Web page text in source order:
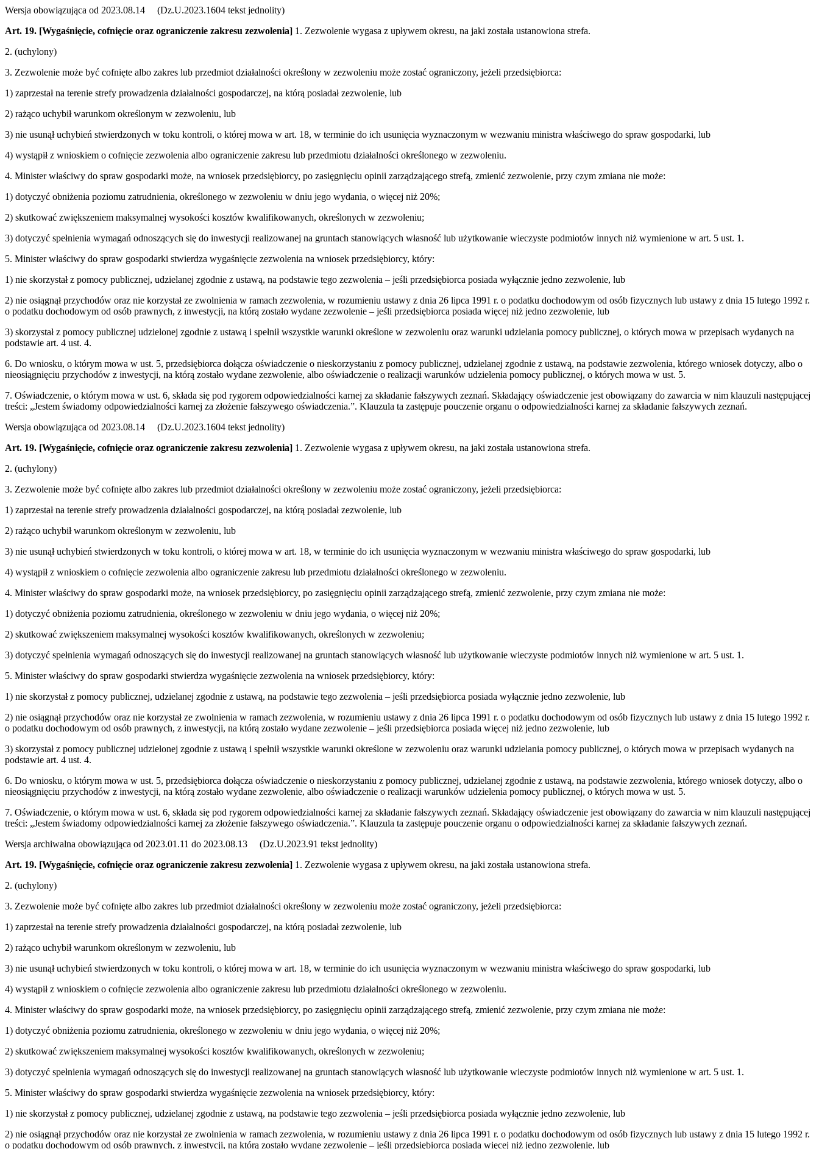
Wersja obowiązująca od 2023.08.14 (Dz.U.2023.1604 tekst jednolity)
Art. 19. [Wygaśnięcie, cofnięcie oraz ograniczenie zakresu zezwolenia] 1. Zezwolenie wygasa z upływem okresu, na jaki została ustanowiona strefa.
2. (uchylony)
3. Zezwolenie może być cofnięte albo zakres lub przedmiot działalności określony w zezwoleniu może zostać ograniczony, jeżeli przedsiębiorca:
1) zaprzestał na terenie strefy prowadzenia działalności gospodarczej, na którą posiadał zezwolenie, lub
2) rażąco uchybił warunkom określonym w zezwoleniu, lub
3) nie usunął uchybień stwierdzonych w toku kontroli, o której mowa w art. 18, w terminie do ich usunięcia wyznaczonym w wezwaniu ministra właściwego do spraw gospodarki, lub
4) wystąpił z wnioskiem o cofnięcie zezwolenia albo ograniczenie zakresu lub przedmiotu działalności określonego w zezwoleniu.
4. Minister właściwy do spraw gospodarki może, na wniosek przedsiębiorcy, po zasięgnięciu opinii zarządzającego strefą, zmienić zezwolenie, przy czym zmiana nie może:
1) dotyczyć obniżenia poziomu zatrudnienia, określonego w zezwoleniu w dniu jego wydania, o więcej niż 20%;
2) skutkować zwiększeniem maksymalnej wysokości kosztów kwalifikowanych, określonych w zezwoleniu;
3) dotyczyć spełnienia wymagań odnoszących się do inwestycji realizowanej na gruntach stanowiących własność lub użytkowanie wieczyste podmiotów innych niż wymienione w art. 5 ust. 1.
5. Minister właściwy do spraw gospodarki stwierdza wygaśnięcie zezwolenia na wniosek przedsiębiorcy, który:
1) nie skorzystał z pomocy publicznej, udzielanej zgodnie z ustawą, na podstawie tego zezwolenia – jeśli przedsiębiorca posiada wyłącznie jedno zezwolenie, lub
2) nie osiągnął przychodów oraz nie korzystał ze zwolnienia w ramach zezwolenia, w rozumieniu ustawy z dnia 26 lipca 1991 r. o podatku dochodowym od osób fizycznych lub ustawy z dnia 15 lutego 1992 r.
o podatku dochodowym od osób prawnych, z inwestycji, na którą zostało wydane zezwolenie – jeśli przedsiębiorca posiada więcej niż jedno zezwolenie, lub
3) skorzystał z pomocy publicznej udzielonej zgodnie z ustawą i spełnił wszystkie warunki określone w zezwoleniu oraz warunki udzielania pomocy publicznej, o których mowa w przepisach wydanych na
podstawie art. 4 ust. 4.
6. Do wniosku, o którym mowa w ust. 5, przedsiębiorca dołącza oświadczenie o nieskorzystaniu z pomocy publicznej, udzielanej zgodnie z ustawą, na podstawie zezwolenia, którego wniosek dotyczy, albo o
nieosiągnięciu przychodów z inwestycji, na którą zostało wydane zezwolenie, albo oświadczenie o realizacji warunków udzielenia pomocy publicznej, o których mowa w ust. 5.
7. Oświadczenie, o którym mowa w ust. 6, składa się pod rygorem odpowiedzialności karnej za składanie fałszywych zeznań. Składający oświadczenie jest obowiązany do zawarcia w nim klauzuli następującej
treści: „Jestem świadomy odpowiedzialności karnej za złożenie fałszywego oświadczenia.”. Klauzula ta zastępuje pouczenie organu o odpowiedzialności karnej za składanie fałszywych zeznań.
Wersja obowiązująca od 2023.08.14 (Dz.U.2023.1604 tekst jednolity)
Art. 19. [Wygaśnięcie, cofnięcie oraz ograniczenie zakresu zezwolenia] 1. Zezwolenie wygasa z upływem okresu, na jaki została ustanowiona strefa.
2. (uchylony)
3. Zezwolenie może być cofnięte albo zakres lub przedmiot działalności określony w zezwoleniu może zostać ograniczony, jeżeli przedsiębiorca:
1) zaprzestał na terenie strefy prowadzenia działalności gospodarczej, na którą posiadał zezwolenie, lub
2) rażąco uchybił warunkom określonym w zezwoleniu, lub
3) nie usunął uchybień stwierdzonych w toku kontroli, o której mowa w art. 18, w terminie do ich usunięcia wyznaczonym w wezwaniu ministra właściwego do spraw gospodarki, lub
4) wystąpił z wnioskiem o cofnięcie zezwolenia albo ograniczenie zakresu lub przedmiotu działalności określonego w zezwoleniu.
4. Minister właściwy do spraw gospodarki może, na wniosek przedsiębiorcy, po zasięgnięciu opinii zarządzającego strefą, zmienić zezwolenie, przy czym zmiana nie może:
1) dotyczyć obniżenia poziomu zatrudnienia, określonego w zezwoleniu w dniu jego wydania, o więcej niż 20%;
2) skutkować zwiększeniem maksymalnej wysokości kosztów kwalifikowanych, określonych w zezwoleniu;
3) dotyczyć spełnienia wymagań odnoszących się do inwestycji realizowanej na gruntach stanowiących własność lub użytkowanie wieczyste podmiotów innych niż wymienione w art. 5 ust. 1.
5. Minister właściwy do spraw gospodarki stwierdza wygaśnięcie zezwolenia na wniosek przedsiębiorcy, który:
1) nie skorzystał z pomocy publicznej, udzielanej zgodnie z ustawą, na podstawie tego zezwolenia – jeśli przedsiębiorca posiada wyłącznie jedno zezwolenie, lub
2) nie osiągnął przychodów oraz nie korzystał ze zwolnienia w ramach zezwolenia, w rozumieniu ustawy z dnia 26 lipca 1991 r. o podatku dochodowym od osób fizycznych lub ustawy z dnia 15 lutego 1992 r.
o podatku dochodowym od osób prawnych, z inwestycji, na którą zostało wydane zezwolenie – jeśli przedsiębiorca posiada więcej niż jedno zezwolenie, lub
3) skorzystał z pomocy publicznej udzielonej zgodnie z ustawą i spełnił wszystkie warunki określone w zezwoleniu oraz warunki udzielania pomocy publicznej, o których mowa w przepisach wydanych na
podstawie art. 4 ust. 4.
6. Do wniosku, o którym mowa w ust. 5, przedsiębiorca dołącza oświadczenie o nieskorzystaniu z pomocy publicznej, udzielanej zgodnie z ustawą, na podstawie zezwolenia, którego wniosek dotyczy, albo o
nieosiągnięciu przychodów z inwestycji, na którą zostało wydane zezwolenie, albo oświadczenie o realizacji warunków udzielenia pomocy publicznej, o których mowa w ust. 5.
7. Oświadczenie, o którym mowa w ust. 6, składa się pod rygorem odpowiedzialności karnej za składanie fałszywych zeznań. Składający oświadczenie jest obowiązany do zawarcia w nim klauzuli następującej
treści: „Jestem świadomy odpowiedzialności karnej za złożenie fałszywego oświadczenia.”. Klauzula ta zastępuje pouczenie organu o odpowiedzialności karnej za składanie fałszywych zeznań.
Wersja archiwalna obowiązująca od 2023.01.11 do 2023.08.13 (Dz.U.2023.91 tekst jednolity)
Art. 19. [Wygaśnięcie, cofnięcie oraz ograniczenie zakresu zezwolenia] 1. Zezwolenie wygasa z upływem okresu, na jaki została ustanowiona strefa.
2. (uchylony)
3. Zezwolenie może być cofnięte albo zakres lub przedmiot działalności określony w zezwoleniu może zostać ograniczony, jeżeli przedsiębiorca:
1) zaprzestał na terenie strefy prowadzenia działalności gospodarczej, na którą posiadał zezwolenie, lub
2) rażąco uchybił warunkom określonym w zezwoleniu, lub
3) nie usunął uchybień stwierdzonych w toku kontroli, o której mowa w art. 18, w terminie do ich usunięcia wyznaczonym w wezwaniu ministra właściwego do spraw gospodarki, lub
4) wystąpił z wnioskiem o cofnięcie zezwolenia albo ograniczenie zakresu lub przedmiotu działalności określonego w zezwoleniu.
4. Minister właściwy do spraw gospodarki może, na wniosek przedsiębiorcy, po zasięgnięciu opinii zarządzającego strefą, zmienić zezwolenie, przy czym zmiana nie może:
1) dotyczyć obniżenia poziomu zatrudnienia, określonego w zezwoleniu w dniu jego wydania, o więcej niż 20%;
2) skutkować zwiększeniem maksymalnej wysokości kosztów kwalifikowanych, określonych w zezwoleniu;
3) dotyczyć spełnienia wymagań odnoszących się do inwestycji realizowanej na gruntach stanowiących własność lub użytkowanie wieczyste podmiotów innych niż wymienione w art. 5 ust. 1.
5. Minister właściwy do spraw gospodarki stwierdza wygaśnięcie zezwolenia na wniosek przedsiębiorcy, który:
1) nie skorzystał z pomocy publicznej, udzielanej zgodnie z ustawą, na podstawie tego zezwolenia – jeśli przedsiębiorca posiada wyłącznie jedno zezwolenie, lub
2) nie osiągnął przychodów oraz nie korzystał ze zwolnienia w ramach zezwolenia, w rozumieniu ustawy z dnia 26 lipca 1991 r. o podatku dochodowym od osób fizycznych lub ustawy z dnia 15 lutego 1992 r.
o podatku dochodowym od osób prawnych, z inwestycji, na którą zostało wydane zezwolenie – jeśli przedsiębiorca posiada więcej niż jedno zezwolenie, lub